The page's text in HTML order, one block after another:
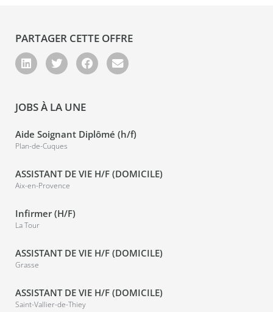
PARTAGER CETTE OFFRE
JOBS À LA UNE
Aide Soignant Diplômé (h/f)
Plan-de-Cuques
ASSISTANT DE VIE H/F (DOMICILE)
Aix-en-Provence
Infirmer (H/F)
La Tour
ASSISTANT DE VIE H/F (DOMICILE)
Grasse
ASSISTANT DE VIE H/F (DOMICILE)
Saint-Vallier-de-Thiey